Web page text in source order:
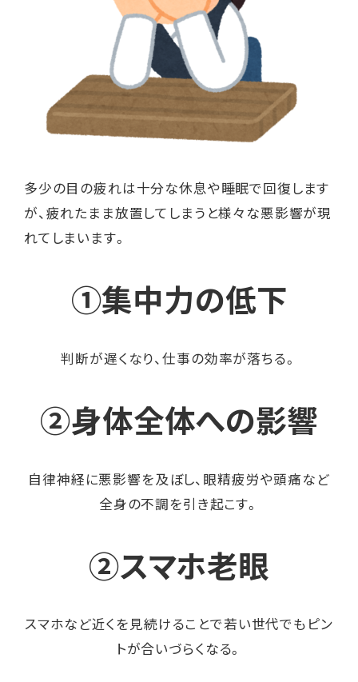
多少の目の疲れは十分な休息や睡眠で回復します
が、疲れたまま放置してしまうと様々な悪影響が現
れてしまいます。
①集中力の低下
判断が遅くなり、仕事の効率が落ちる。
②身体全体への影響
自律神経に悪影響を及ぼし、眼精疲労や頭痛など
全身の不調を引き起こす。
②スマホ老眼
スマホなど近くを見続けることで若い世代でもピン
トが合いづらくなる。